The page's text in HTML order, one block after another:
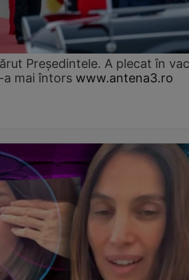
Președintele. A plecat în
a mai întors www.antena3.ro